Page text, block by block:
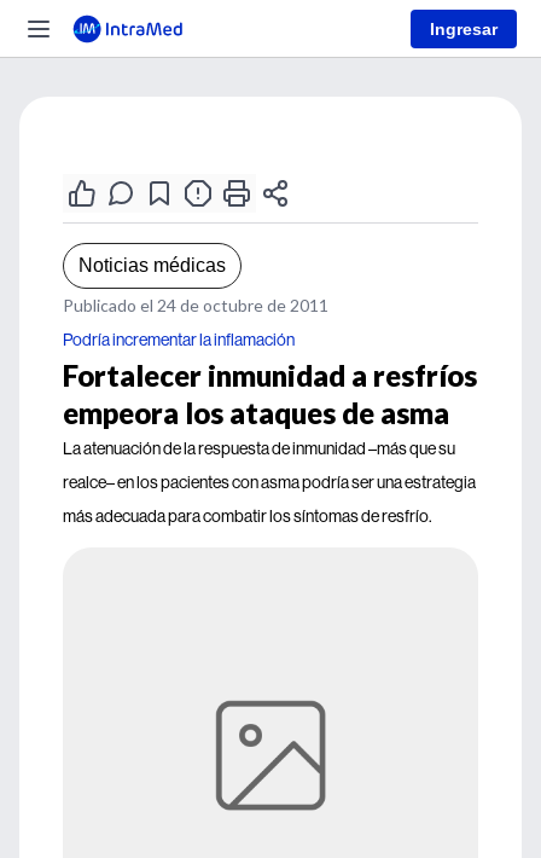
Ingresar
Noticias médicas
Publicado el 24 de octubre de 2011
Podría incrementar la inflamación
Fortalecer inmunidad a resfríos
empeora los ataques de asma
La atenuación de la respuesta de inmunidad –más que su
realce– en los pacientes con asma podría ser una estrategia
más adecuada para combatir los síntomas de resfrío.